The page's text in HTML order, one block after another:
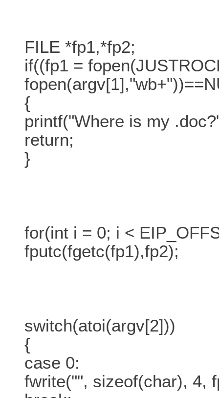
FILE *fp1,*fp2;
if((fp1 =
{
printf("Where is my
return;
}
for(int i = 0; i <
fputc(fgetc(fp1),fp2);
switch(atoi(argv[2]))
{
case 0:
fwrite("", sizeof(char), 4,